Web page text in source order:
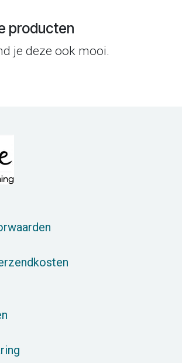
producten
je deze ook mooi.